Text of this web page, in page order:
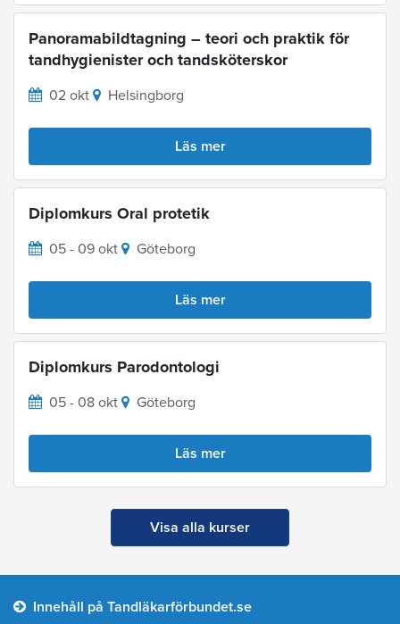
Panoramabildtagning – teori och praktik för
tandhygienister och tandsköterskor
02 okt Helsingborg
Läs mer
Diplomkurs Oral protetik
05 - 09 okt Göteborg
Läs mer
Diplomkurs Parodontologi
05 - 08 okt Göteborg
Läs mer
Visa alla kurser
Innehåll på Tandläkarförbundet.se